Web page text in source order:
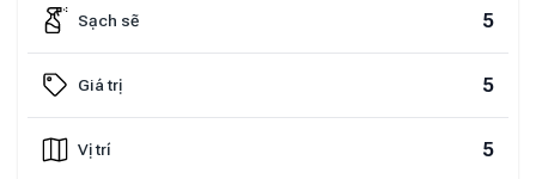
Sạch sẽ 5
Giá trị 5
Vị trí 5